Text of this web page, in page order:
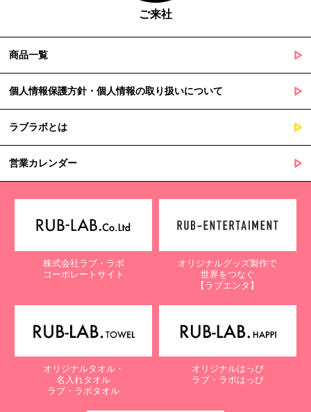
当社は個人情報の取扱業務の全部または一部を外部に業務委託する
その際、弊社は、個人情報を適切に保護できる管理体制を敷き実行
していることを条件として委託先を厳選したうえで、機密保持契約
を委託先と締結し、お客様の個人情報を厳密に管理させます。
６. 個人情報（保有個人データを含む）の利用目的通知、開示・訂
正等、利用停止等の請求
情報の利用目的の通知、開示、訂正・追加・削除、利用停止・消去
たします。これらの請求は、次の窓口にて受け付けております。
〒761-0323 香川県高松市亀田町90-1
株式会社ラブ・ラボ
電子メール：info@rub-lab.com
【認定個人情報保護団体の名称及び、苦情の解決の申出先】
一般財団法人日本情報経済社会推進協会
認定個人情報保護団体事務局
〒106-0032 東京都港区六本木一丁目9番9号 六本木ファースト
ご来社
商品一覧
個人情報保護方針・個人情報の取り扱いについて
ラブラボとは
営業カレンダー
株式会社ラブ・ラボ
コーポレートサイト
オリジナルグッズ製作で
世界をつなぐ
【ラブエンタ】
オリジナルタオル・
名入れタオル
ラブ・ラボタオル
オリジナルはっぴ
ラブ・ラボはっぴ